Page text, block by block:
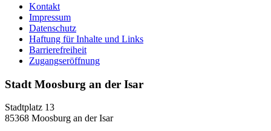
Kontakt
Impressum
Datenschutz
Haftung für Inhalte und Links
Barrierefreiheit
Zugangseröffnung
Stadt Moosburg an der Isar
Stadtplatz 13
85368 Moosburg an der Isar